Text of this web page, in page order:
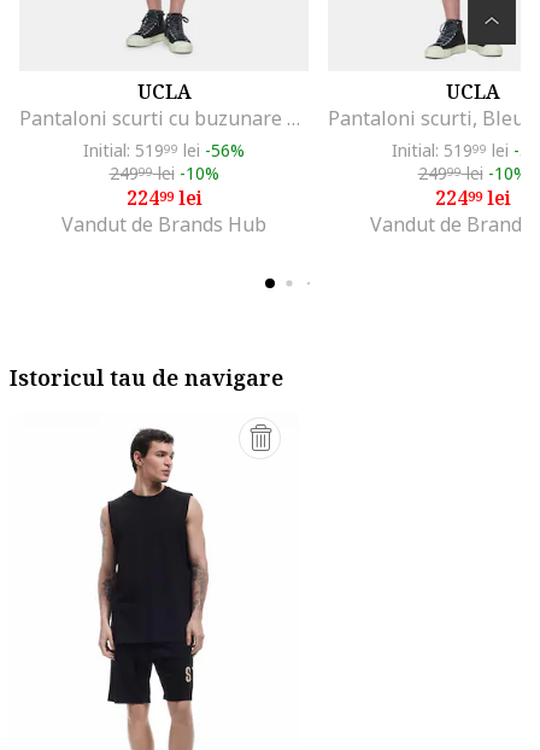
UCLA
Pantaloni scurti cu buzunare Blewin, Negru, Negru
Initial: 51999 lei -56%
24999lei -10%
22499lei
Vandut de Brands Hub
UCLA
Initial: 51999 lei -
24999lei -10%
22499lei
Vandut de Brands
Istoricul tau de navigare